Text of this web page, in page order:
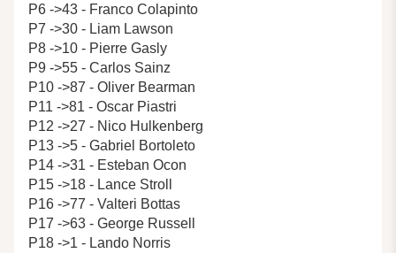
P6 ->43 - Franco Colapinto
P7 ->30 - Liam Lawson
P8 ->10 - Pierre Gasly
P9 ->55 - Carlos Sainz
P10 ->87 - Oliver Bearman
P11 ->81 - Oscar Piastri
P12 ->27 - Nico Hulkenberg
P13 ->5 - Gabriel Bortoleto
P14 ->31 - Esteban Ocon
P15 ->18 - Lance Stroll
P16 ->77 - Valteri Bottas
P17 ->63 - George Russell
P18 ->1 - Lando Norris